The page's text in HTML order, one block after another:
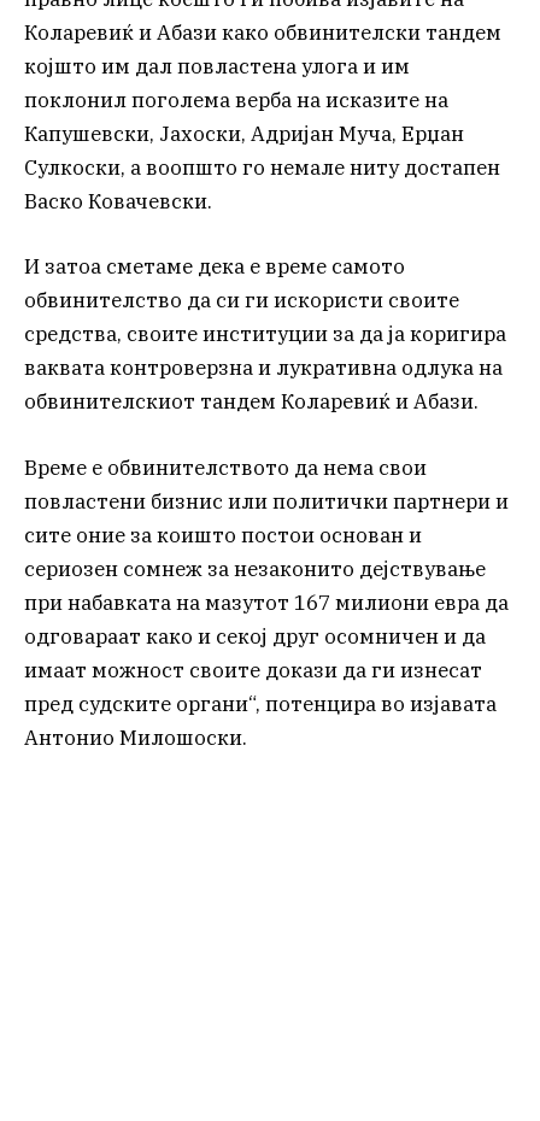
Коларевиќ и Абази како обвинителски тандем
којшто им дал повластена улога и им
поклонил поголема верба на исказите на
Капушевски, Јахоски, Адријан Муча, Ерџан
Сулкоски, а воопшто го немале ниту достапен
Васко Ковачевски.
И затоа сметаме дека е време самото
обвинителство да си ги искористи своите
средства, своите институции за да ја коригира
ваквата контроверзна и лукративна одлука на
обвинителскиот тандем Коларевиќ и Абази.
Време е обвинителството да нема свои
повластени бизнис или политички партнери и
сите оние за коишто постои основан и
сериозен сомнеж за незаконито дејствување
при набавката на мазутот 167 милиони евра да
одговараат како и секој друг осомничен и да
имаат можност своите докази да ги изнесат
пред судските органи“, потенцира во изјавата
Антонио Милошоски.